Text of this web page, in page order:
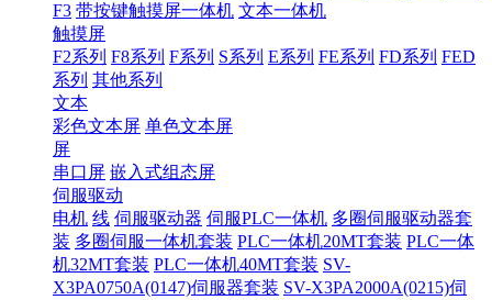
F3 带按键触摸屏一体机 文本一体机
触摸屏
F2系列 F8系列 F系列 S系列 E系列 FE系列 FD系列 FED
系列 其他系列
文本
彩色文本屏 单色文本屏
屏
串口屏 嵌入式组态屏
伺服驱动
电机 线 伺服驱动器 伺服PLC一体机 多圈伺服驱动器套
装 多圈伺服一体机套装 PLC一体机20MT套装 PLC一体
机32MT套装 PLC一体机40MT套装 SV-
X3PA0750A(0147)伺服器套装 SV-X3PA2000A(0215)伺